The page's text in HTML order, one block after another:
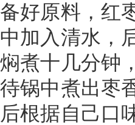
备好原料，红
中加入清水，
焖煮十几分钟
待锅中煮出枣
后根据自己口